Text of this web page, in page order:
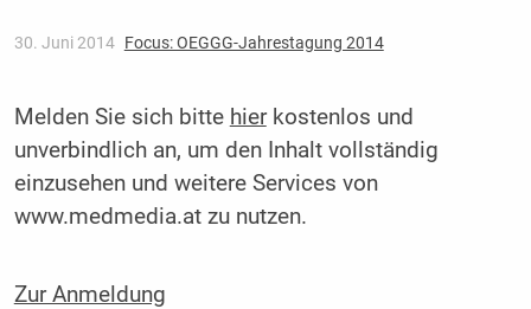
30. Juni 2014 Focus: OEGGG-Jahrestagung 2014
Melden Sie sich bitte hierkostenlos und
unverbindlich an, um den Inhalt vollständig
einzusehen und weitere Services von
www.medmedia.at zu nutzen.
Zur Anmeldung